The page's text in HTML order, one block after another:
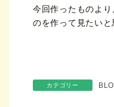
今回作ったものよ
のを作って見たいと
カテゴリー